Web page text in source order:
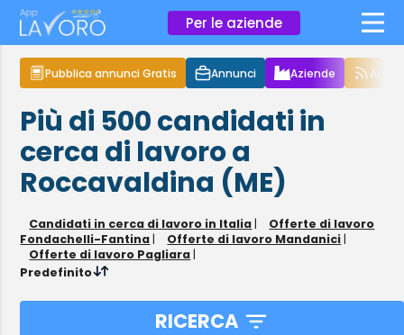
Per le aziende ×
Pubblica annunci Gratis Annunci Aziende
Più di 500candidati in
cerca di lavoroa
Roccavaldina (ME)
Candidati in cerca di lavoro in Italia |
Offerte di lavoro
Fondachelli-Fantina | Offerte di lavoro Mandanici |
Offerte di lavoro Pagliara |
Predefinito
RICERCA